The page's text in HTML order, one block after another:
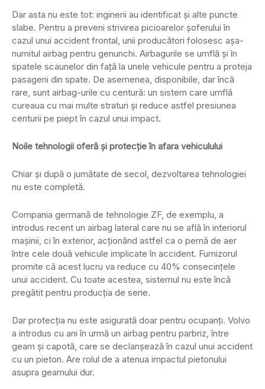
Dar asta nu este tot: inginerii au identificat și alte puncte
slabe. Pentru a preveni strivirea picioarelor șoferului în
cazul unui accident frontal, unii producători folosesc așa-
numitul airbag pentru genunchi. Airbagurile se umflă și în
spatele scaunelor din față la unele vehicule pentru a proteja
pasagerii din spate. De asemenea, disponibile, dar încă
rare, sunt airbag-urile cu centură: un sistem care umflă
cureaua cu mai multe straturi și reduce astfel presiunea
centurii pe piept în cazul unui impact.
Noile tehnologii oferă și protecție în afara vehiculului
Chiar și după o jumătate de secol, dezvoltarea tehnologiei
nu este completă.
Compania germană de tehnologie ZF, de exemplu, a
introdus recent un airbag lateral care nu se află în interiorul
mașinii, ci în exterior, acționând astfel ca o pernă de aer
între cele două vehicule implicate în accident. Furnizorul
promite că acest lucru va reduce cu 40% consecințele
unui accident. Cu toate acestea, sistemul nu este încă
pregătit pentru producția de serie.
Dar protecția nu este asigurată doar pentru ocupanți. Volvo
a introdus cu ani în urmă un airbag pentru parbriz, între
geam și capotă, care se declanșează în cazul unui accident
cu un pieton. Are rolul de a atenua impactul pietonului
asupra geamului dur.